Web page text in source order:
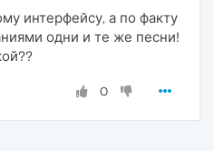
интерфейсу, а по факту
одни и те же песни!
0